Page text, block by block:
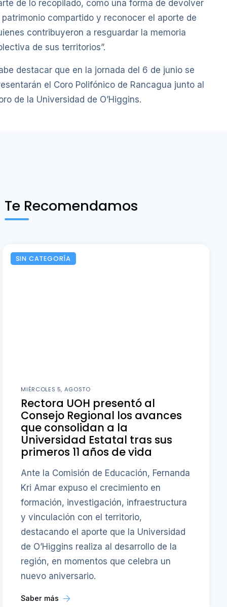
de lo recopilado, como una forma de devolver
patrimonio compartido y reconocer el aporte de
contribuyeron a resguardar la memoria
de sus territorios”.
destacar que en la jornada del 6 de junio se
el Coro Polifónico de Rancagua junto al
de la Universidad de O’Higgins.
Te Recomendamos
SIN CATEGORÍA
MIÉRCOLES 5, AGOSTO
Rectora UOH presentó al
Consejo Regional los avances
que consolidan a la
Universidad Estatal tras sus
primeros 11 años de vida
Ante la Comisión de Educación, Fernanda
Kri Amar expuso el crecimiento en
formación, investigación, infraestructura
y vinculación con el territorio,
destacando el aporte que la Universidad
de O’Higgins realiza al desarrollo de la
región, en momentos que celebra un
nuevo aniversario.
Saber más